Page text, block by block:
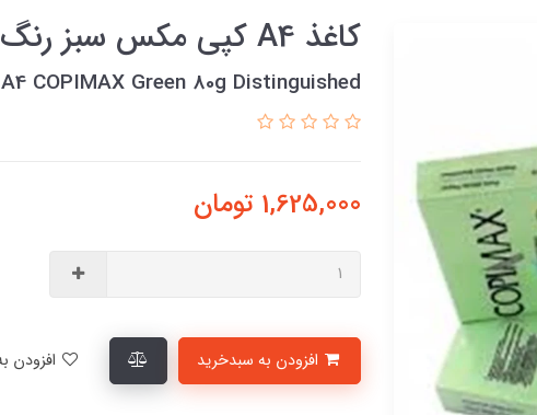
کاغذ A4 کپی مکس سبز رنگ 80 گرم ممتاز
A4 COPIMAX Green 80g Distinguished
1,625,000 تومان